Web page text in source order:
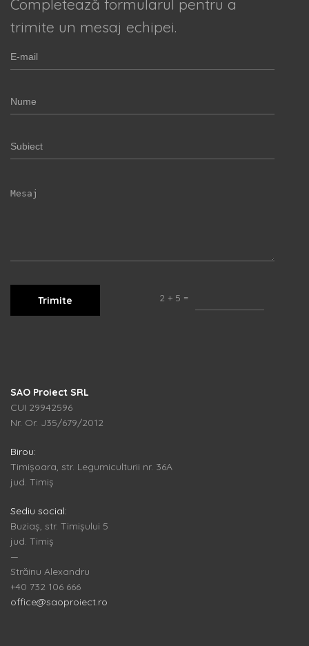
Completează formularul pentru a
trimite un mesaj echipei.
2 + 5 =
Trimite
SAO Proiect SRL
CUI 29942596
Nr. Or. J35/679/2012
Birou:
Timișoara, str. Legumiculturii nr. 36A
jud. Timiș
Sediu social:
Buziaș, str. Timișului 5
jud. Timiș
—
Străinu Alexandru
+40 732 106 666
office@saoproiect.ro